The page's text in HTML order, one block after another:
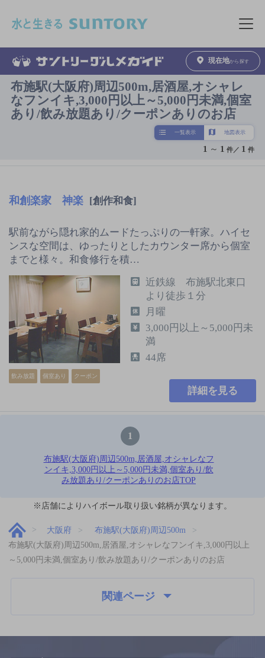
メニュ
現在地から探す
布施駅(大阪府)周辺500m,居酒屋,オシャレ
なフンイキ,3,000円以上～5,000円未満,個室
あり/飲み放題あり/クーポンありのお店
一覧表示 地図表示
1 ～ 1 件／ 1 件
和創楽家 神楽 [創作和食]
駅前ながら隠れ家的ムードたっぷりの一軒家。ハイセ
ンスな空間は、ゆったりとしたカウンター席から個室
までと様々。和食修行を積…
飲み放題 個室あり クーポン
近鉄線 布施駅北東口
より徒歩１分
月曜
3,000円以上～5,000円未
満
44席
詳細を見る
1
布施駅(大阪府)周辺500m,居酒屋,オシャレなフ
ンイキ,3,000円以上～5,000円未満,個室あり/飲
み放題あり/クーポンありのお店TOP
※店舗によりハイボール取り扱い銘柄が異なります。
大阪府
布施駅(大阪府)周辺500m
布施駅(大阪府)周辺500m,居酒屋,オシャレなフンイキ,3,000円以上
～5,000円未満,個室あり/飲み放題あり/クーポンありのお店
関連ページ